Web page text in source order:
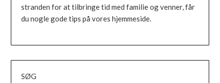
stranden for at tilbringe tid med familie og venner, får
du nogle gode tips på vores hjemmeside.
SØG